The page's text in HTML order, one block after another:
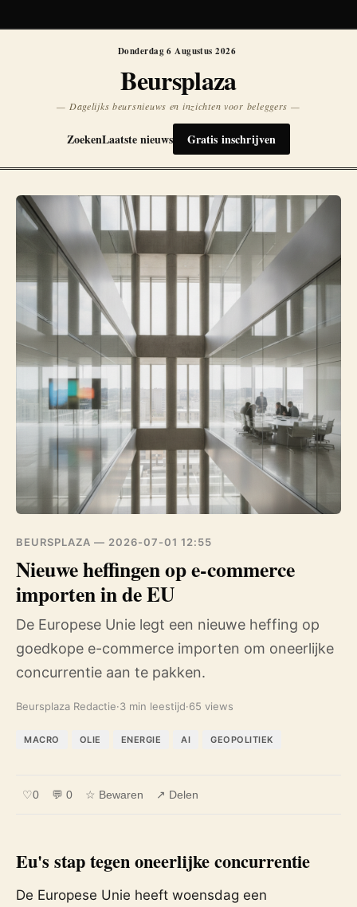
Donderdag 6 Augustus 2026
Beursplaza
— Dagelijks beursnieuws en inzichten voor beleggers —
ZoekenLaatste nieuws Gratis inschrijven
BEURSPLAZA — 2026-07-01 12:55
Nieuwe heffingen op e-commerce
importen in de EU
De Europese Unie legt een nieuwe heffing op
goedkope e-commerce importen om oneerlijke
concurrentie aan te pakken.
Beursplaza Redactie·3 min leestijd·65 views
MACRO OLIE ENERGIE AI GEOPOLITIEK
♡0 💬 0 ☆ Bewaren ↗ Delen
Eu's stap tegen oneerlijke concurrentie
De Europese Unie heeft woensdag een